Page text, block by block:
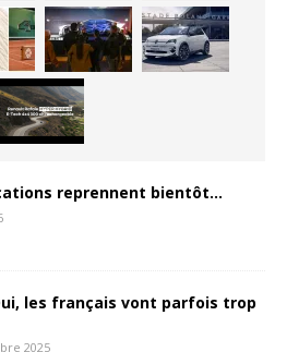
reprennent bientôt…
les français vont parfois trop
2025